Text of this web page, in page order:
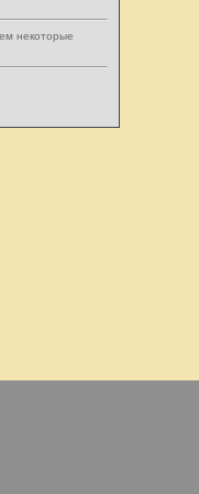
некоторые